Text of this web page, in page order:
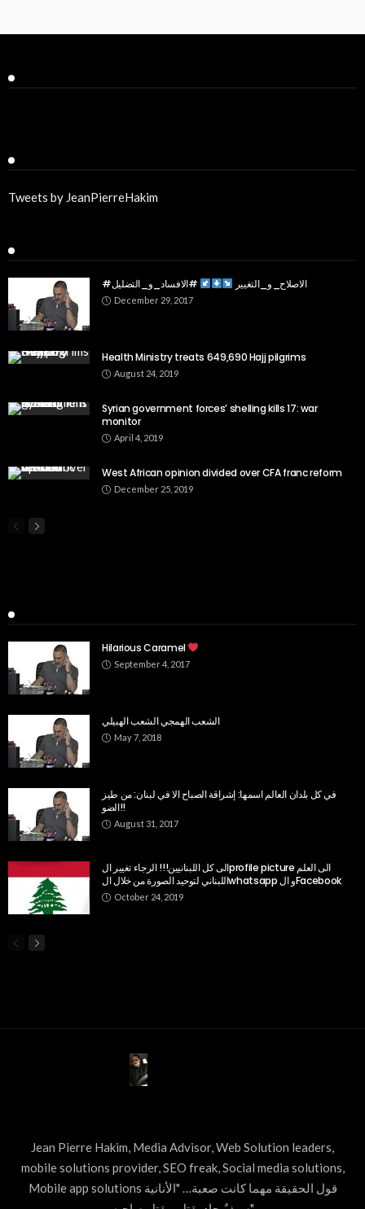
Tweets by JeanPierreHakim
#الاصلاح_و_التغيير #الافساد_و_التضليل
December 29, 2017
Health Ministry treats 649,690 Hajj pilgrims
August 24, 2019
Syrian government forces’ shelling kills 17: war
monitor
April 4, 2019
West African opinion divided over CFA franc reform
December 25, 2019
Hilarious Caramel
September 4, 2017
الشعب الهمجي الشعب الهبيلي
May 7, 2018
في كل بلدان العالم اسمها: إشراقة الصباح الا في لبنان: من طيز
الضو!!
August 31, 2017
الى كل اللبنانيين!!! الرجاء تغيير الprofile picture الى العلم
اللبناني لتوحيد الصورة من خلال الwhatsapp و الFacebook
October 24, 2019
Jean Pierre Hakim, Media Advisor, Web Solution leaders,
mobile solutions provider, SEO freak, Social media solutions,
Mobile app solutions قول الحقيقة مهما كانت صعبة… "الأنانية